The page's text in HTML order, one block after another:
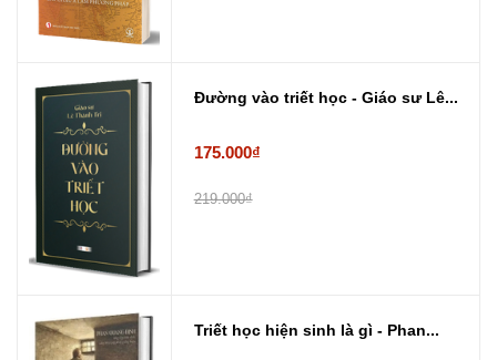
Đường vào triết học - Giáo sư Lê...
175.000₫
219.000₫
Triết học hiện sinh là gì - Phan...